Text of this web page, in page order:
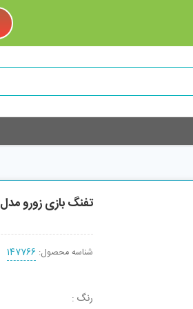
تفنگ بازی زورو مدل X-Shot کد 36436
شناسه محصول: 147766
رنگ